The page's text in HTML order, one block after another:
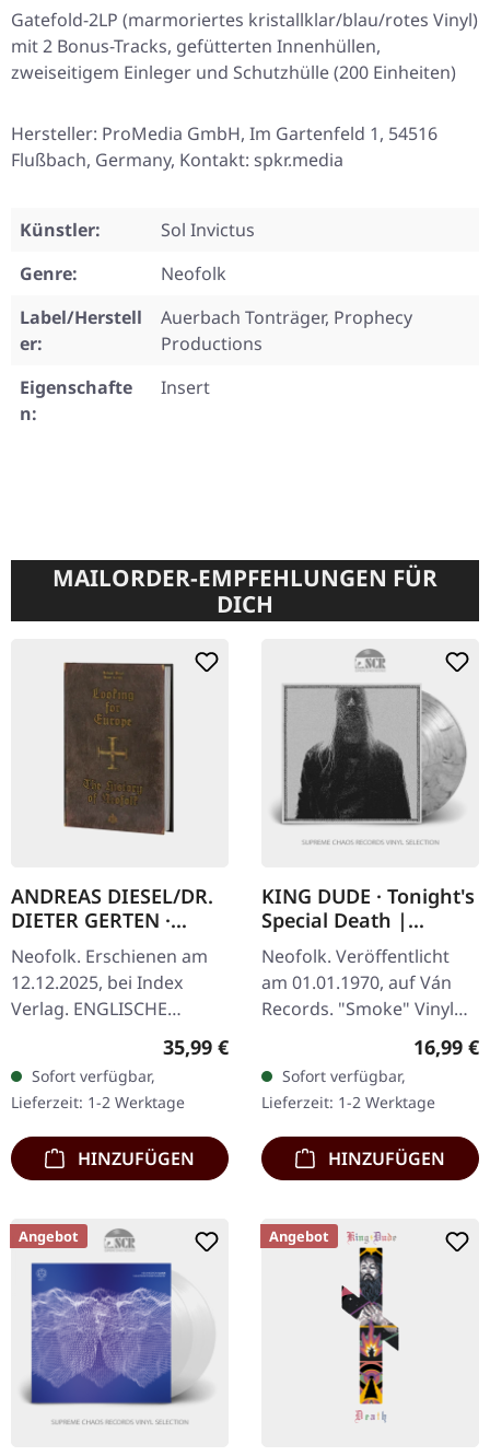
Gatefold-2LP (marmoriertes kristallklar/blau/rotes Vinyl)
mit 2 Bonus-Tracks, gefütterten Innenhüllen,
zweiseitigem Einleger und Schutzhülle (200 Einheiten)
Hersteller: ProMedia GmbH, Im Gartenfeld 1, 54516
Flußbach, Germany, Kontakt: spkr.media
Künstler:
Sol Invictus
Genre:
Neofolk
Label/Herstell
er:
Auerbach Tonträger, Prophecy
Productions
Eigenschafte
n:
Insert
MAILORDER-EMPFEHLUNGEN FÜR
DICH
ANDREAS DIESEL/DR.
DIETER GERTEN ·
Looking For Europe
(English Edition) |
BOOK
Neofolk. Erschienen am
12.12.2025, bei Index
Verlag. ENGLISCHE
AUFLAGE. Hardcover Buch
englischer Sprache.
Zweite Auflage.
"Looking…
Regulärer Preis:
35,99 €
Sofort verfügbar,
Lieferzeit: 1-2 Werktage
HINZUFÜGEN
KING DUDE · Tonight's
Special Death |
SMOKE LP
Neofolk. Veröffentlicht
am 01.01.1970, auf Ván
Records. "Smoke" Vinyl
"Tonight's Special Death"
von King Dude ist eine
tiefgründige Erkundung
der…
16,99 €
Sofort verfügbar,
Lieferzeit: 1-2 Werktage
HINZUFÜGEN
Angebot Angebot